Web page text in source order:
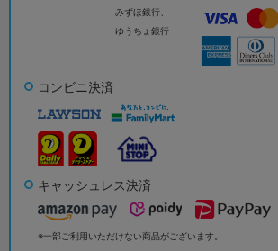
みずほ銀行、
ゆうちょ銀行
コンビニ決済
キャッシュレス決済
※一部ご利用いただけない商品がございます。